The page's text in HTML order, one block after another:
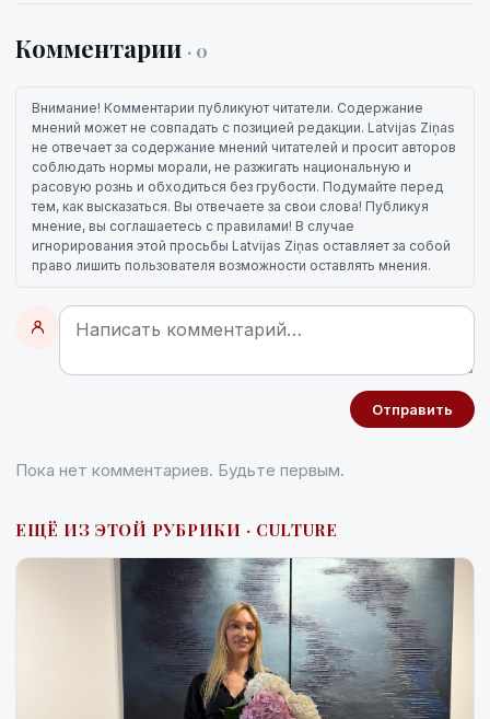
Комментарии · 0
Внимание! Комментарии публикуют читатели. Содержание
мнений может не совпадать с позицией редакции. Latvijas Ziņas
не отвечает за содержание мнений читателей и просит авторов
соблюдать нормы морали, не разжигать национальную и
расовую рознь и обходиться без грубости. Подумайте перед
тем, как высказаться. Вы отвечаете за свои слова! Публикуя
мнение, вы соглашаетесь с правилами! В случае
игнорирования этой просьбы Latvijas Ziņas оставляет за собой
право лишить пользователя возможности оставлять мнения.
Отправить
Пока нет комментариев. Будьте первым.
ЕЩЁ ИЗ ЭТОЙ РУБРИКИ · CULTURE